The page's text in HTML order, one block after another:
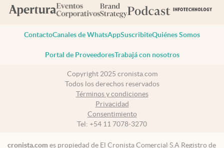
ContactoCanales de WhatsAppSuscribiteQuiénes Somos
Portal de ProveedoresTrabajá con nosotros
Copyright 2025 cronista.com
Todos los derechos reservados
Términos y condiciones
Privacidad
Consentimiento
Tel: +54 11 7078-3270
cronista.com es propiedad de El Cronista Comercial S.A Registro de